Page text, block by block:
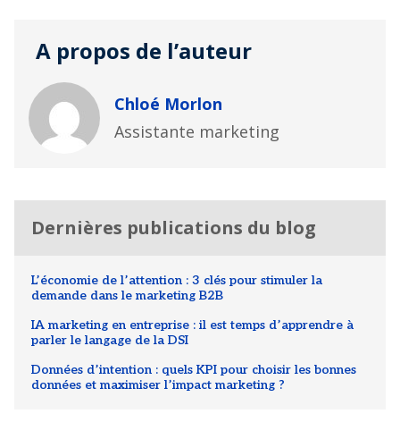
A propos de l’auteur
Chloé Morlon
Assistante marketing
Dernières publications du blog
L’économie de l’attention : 3 clés pour stimuler la
demande dans le marketing B2B
IA marketing en entreprise : il est temps d’apprendre à
parler le langage de la DSI
Données d’intention : quels KPI pour choisir les bonnes
données et maximiser l’impact marketing ?